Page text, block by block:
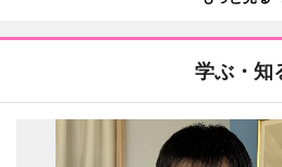
学ぶ・知